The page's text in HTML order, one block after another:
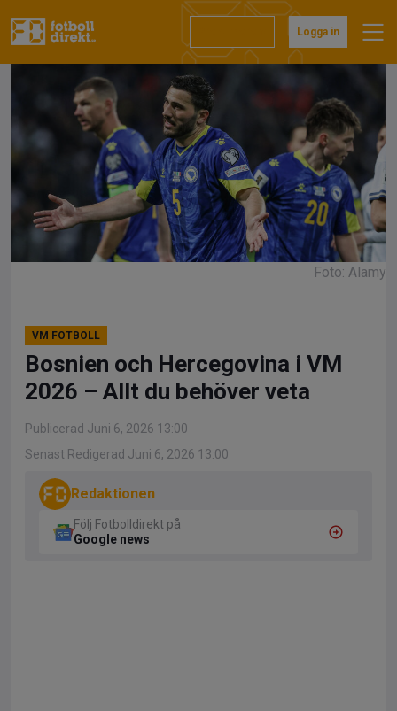
till
Logga in
Foto: Alamy
VM FOTBOLL
Bosnien och Hercegovina i VM
2026 – Allt du behöver veta
Publicerad Juni 6, 2026 13:00
Senast Redigerad Juni 6, 2026 13:00
Redaktionen
Följ Fotbolldirekt på
Google news